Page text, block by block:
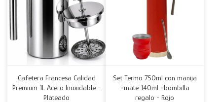
Cafetera Francesa Calidad
Premium 1L Acero Inoxidable -
Plateado
Set Termo 750ml con manija
+mate 140ml +bombilla
regalo - Rojo